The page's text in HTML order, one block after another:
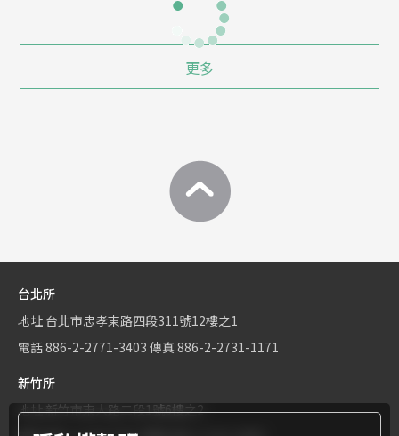
更多
台北所
地址 台北市忠孝東路四段311號12樓之1
電話886-2-2771-3403 傳真 886-2-2731-1171
新竹所
地址新竹市東大路二段1號6樓之2